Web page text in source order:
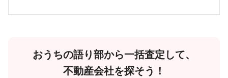
おうちの語り部から一括査定して、
不動産会社を探そう！